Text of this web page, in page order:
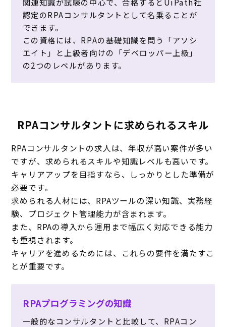
認定のRPAコンサルタントとして名乗ることが
できます。
この資格には、RPAの基礎知識を問う「アソシ
エイト」と上級者向けの「デベロッパー上級」
の2つのレベルがあります。
RPAコンサルタントに求められるスキル
RPAコンサルタントの求人は、年収が高い案件が多い
ですが、求められるスキルや知識レベルも高いです。
キャリアアップを目指すなら、しっかりとした準備が
必要です。
求められる人材には、RPAツールの深い知識、実務経
験、プロジェクト管理能力が含まれます。
また、RPAの導入から運用まで幅広く対応できる能力
も重視されます。
キャリアを進めるためには、これらの要件を満たすこ
とが重要です。
RPAプログラミングの知識
一般的なコンサルタントと比較して、RPAコン